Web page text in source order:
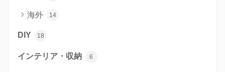
海外 14
DIY 18
インテリア・収納 6